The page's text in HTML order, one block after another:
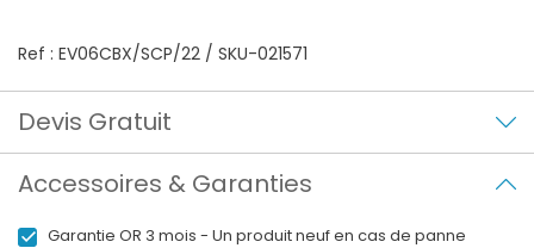
Ref : EV06CBX/SCP/22 / SKU-021571
Devis Gratuit
Accessoires & Garanties
Garantie OR 3 mois - Un produit neuf en cas de panne